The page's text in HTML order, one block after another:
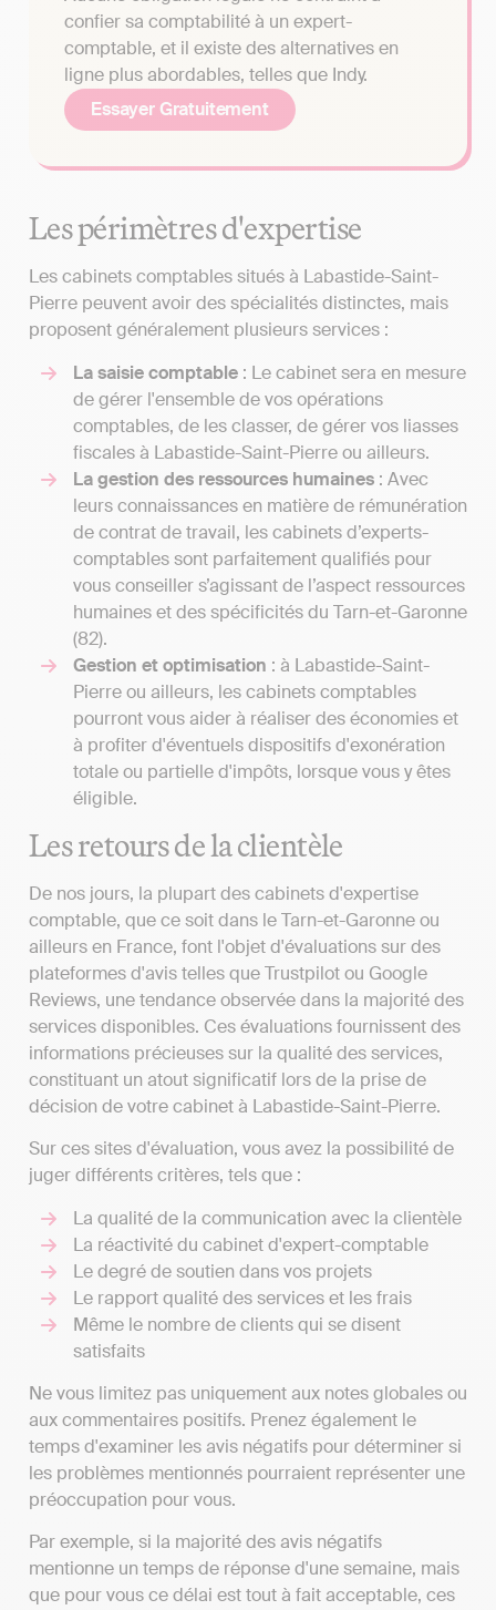
confier sa comptabilité à un expert-
comptable, et il existe des alternatives en
ligne plus abordables, telles que Indy.
Essayer Gratuitement
Les périmètres d'expertise
Les cabinets comptables situés à Labastide-Saint-
Pierre peuvent avoir des spécialités distinctes, mais
proposent généralement plusieurs services :
La saisie comptable : Le cabinet sera en mesure
de gérer l'ensemble de vos opérations
comptables, de les classer, de gérer vos liasses
fiscales à Labastide-Saint-Pierre ou ailleurs.
La gestion des ressources humaines : Avec
leurs connaissances en matière de rémunération
de contrat de travail, les cabinets d’experts-
comptables sont parfaitement qualifiés pour
vous conseiller s’agissant de l’aspect ressources
humaines et des spécificités du Tarn-et-Garonne
(82).
Gestion et optimisation : à Labastide-Saint-
Pierre ou ailleurs, les cabinets comptables
pourront vous aider à réaliser des économies et
à profiter d'éventuels dispositifs d'exonération
totale ou partielle d'impôts, lorsque vous y êtes
éligible.
Les retours de la clientèle
De nos jours, la plupart des cabinets d'expertise
comptable, que ce soit dans le Tarn-et-Garonne ou
ailleurs en France, font l'objet d'évaluations sur des
plateformes d'avis telles que Trustpilot ou Google
Reviews, une tendance observée dans la majorité des
services disponibles. Ces évaluations fournissent des
informations précieuses sur la qualité des services,
constituant un atout significatif lors de la prise de
décision de votre cabinet à Labastide-Saint-Pierre.
Sur ces sites d'évaluation, vous avez la possibilité de
juger différents critères, tels que :
La qualité de la communication avec la clientèle
La réactivité du cabinet d'expert-comptable
Le degré de soutien dans vos projets
Le rapport qualité des services et les frais
Même le nombre de clients qui se disent
satisfaits
Ne vous limitez pas uniquement aux notes globales ou
aux commentaires positifs. Prenez également le
temps d'examiner les avis négatifs pour déterminer si
les problèmes mentionnés pourraient représenter une
préoccupation pour vous.
Par exemple, si la majorité des avis négatifs
mentionne un temps de réponse d'une semaine, mais
que pour vous ce délai est tout à fait acceptable, ces